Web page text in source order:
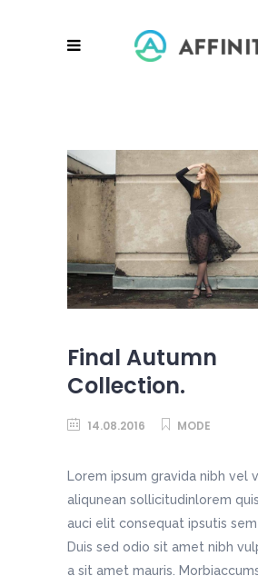
Final Autumn
Collection.
14.08.2016 MODE
Lorem ipsum gravida nibh vel
aliqunean sollicitudinlorem
auci elit consequat ipsutis
Duis sed odio sit amet nibh
a sit amet mauris.